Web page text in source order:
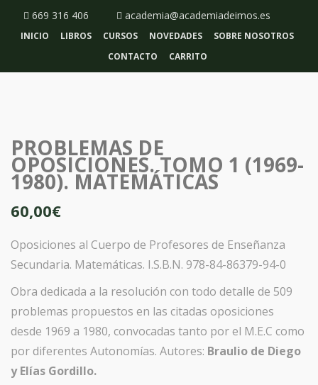
669 316 406 academia@academiadeimos.es
INICIO LIBROS CURSOS NOVEDADES
SOBRE NOSOTROS
CONTACTO
CARRITO
PROBLEMAS DE
OPOSICIONES. TOMO 1 (1969-
1980). MATEMÁTICAS
60,00€
Oposiciones al Cuerpo de Profesores de Enseñanza
Secundaria. Matemáticas. I.S.B.N. 978-84-86379-94-0
Obra dedicada a la resolución con todo detalle de 509
problemas propuestos en las citadas oposiciones
desde 1969 a 1980, convocadas tanto por el M.E.C como
por diferentes Autonomías. Autores: Braulio de Diego
y Elías Gordillo.